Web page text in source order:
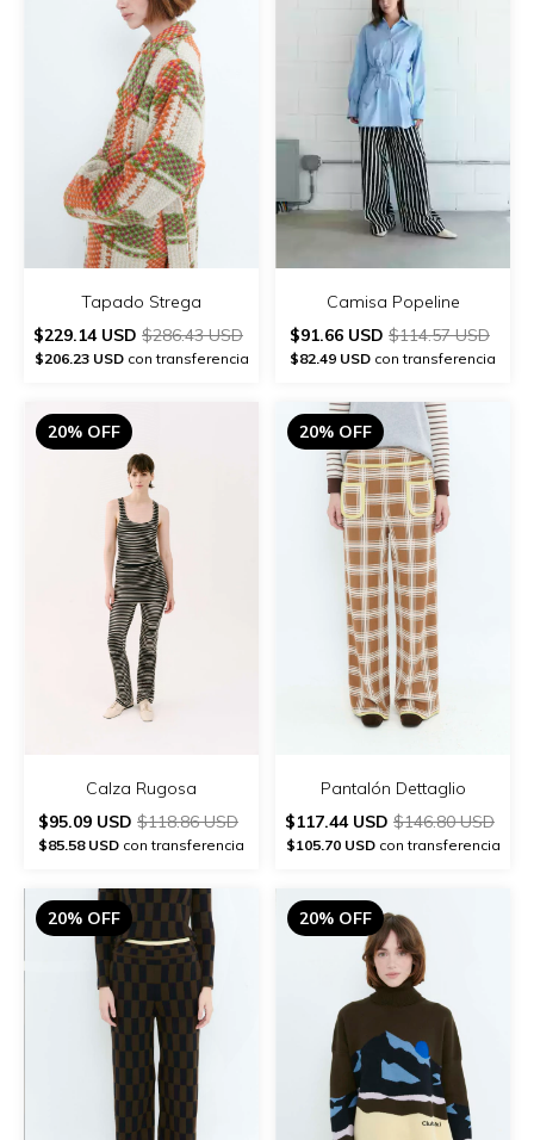
Tapado Strega
$229.14 USD $286.43 USD
$206.23 USDcon transferencia
Camisa Popeline
$91.66 USD $114.57 USD
$82.49 USD con transferencia
20% OFF
Calza Rugosa
$95.09 USD $118.86 USD
$85.58 USD con transferencia
20% OFF
Pantalón Dettaglio
$117.44 USD $146.80 USD
$105.70 USDcon transferencia
20% OFF 20% OFF